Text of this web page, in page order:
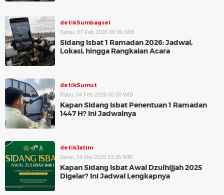
detikSumbagsel
Sabtu, 07 Feb 2026 09:30 WIB
Sidang Isbat 1 Ramadan 2026: Jadwal,
Lokasi, hingga Rangkaian Acara
detikSumut
Rabu, 04 Feb 2026 05:00 WIB
Kapan Sidang Isbat Penentuan 1 Ramadan
1447 H? Ini Jadwalnya
detikJatim
Senin, 26 Mei 2025 13:35 WIB
Kapan Sidang Isbat Awal Dzulhijjah 2025
Digelar? Ini Jadwal Lengkapnya